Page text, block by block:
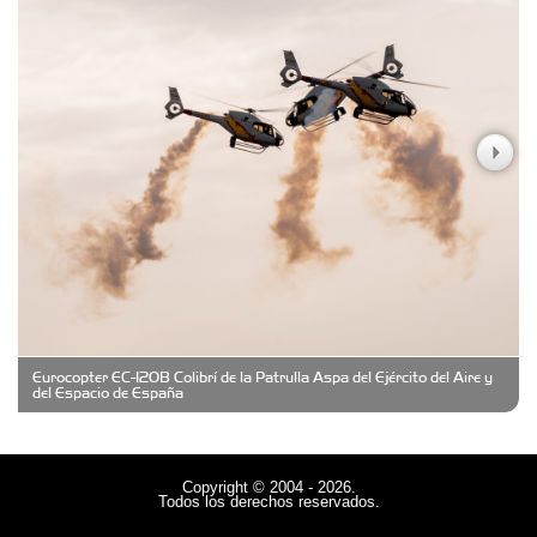
Carniceria y granja El Viejo Peña
Casa Berta
Clima Castelar
CONSERVAS YAMASIRO
Cubanico´s - Cubanitos Rellenos!
Eurocopter EC-120B Colibrí de la Patrulla Aspa del Ejército del Aire y
del Espacio de España
Copyright © 2004 - 2026.
Todos los derechos reservados.